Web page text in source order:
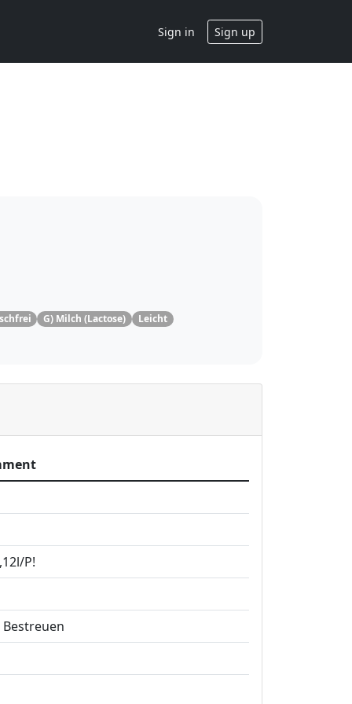
Sign in Sign up
G) Milch (Lactose)
Leicht
P!